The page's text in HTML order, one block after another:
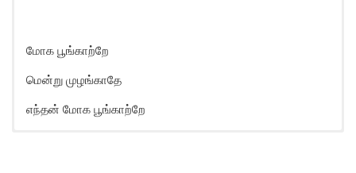
மோக பூங்காற்றே
மென்று முழங்காதே
எந்தன் மோக பூங்காற்றே